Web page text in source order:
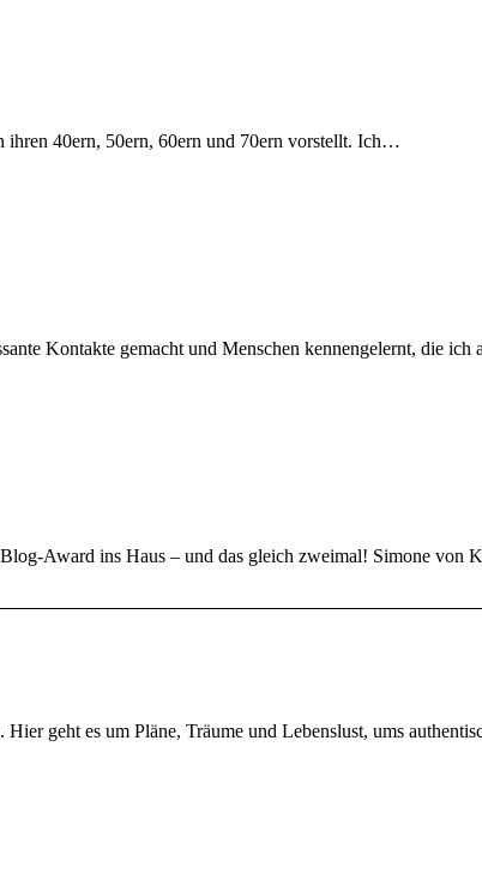
40ern, 50ern, 60ern und 70ern vorstellt. Ich…
Kontakte gemacht und Menschen kennengelernt, die
Award ins Haus – und das gleich zweimal! Simone
geht es um Pläne, Träume und Lebenslust, ums